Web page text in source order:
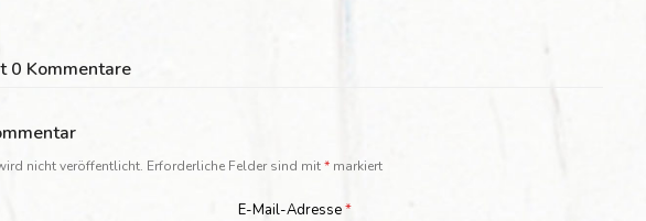
0 Kommentare
nicht veröffentlicht. Erforderliche Felder sind mit* markiert
E-Mail-Adresse*